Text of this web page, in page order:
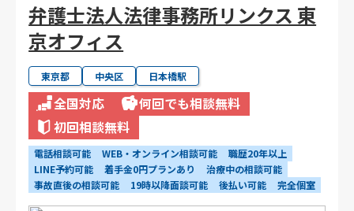
弁護士法人法律事務所リンクス 東
京オフィス
東京都 中央区 日本橋駅
全国対応
何回でも相談無料
初回相談無料
電話相談可能 WEB・オンライン相談可能
職歴20年以上
LINE予約可能
着手金0円プランあり
治療中の相談可能
事故直後の相談可能
19時以降面談可能 後払い可能 完全個室